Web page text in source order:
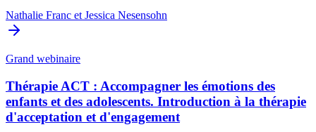
Nathalie Franc etJessica Nesensohn
Grand webinaire
Thérapie ACT : Accompagner les émotions des
enfants et des adolescents. Introduction à la thérapie
d'acceptation et d'engagement